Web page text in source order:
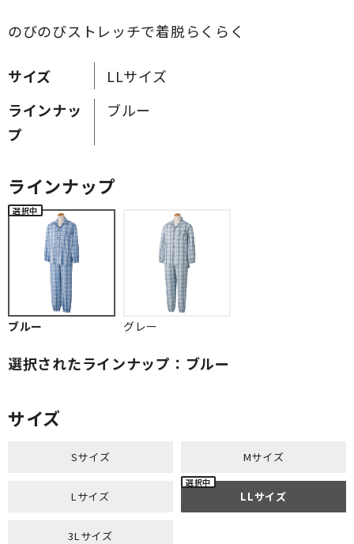
のびのびストレッチで着脱らくらく
サイズ
LLサイズ
ラインナッ
プ
ブルー
ラインナップ
ブルー グレー
選択されたラインナップ：ブルー
サイズ
Sサイズ Mサイズ
Lサイズ LLサイズ
3Lサイズ